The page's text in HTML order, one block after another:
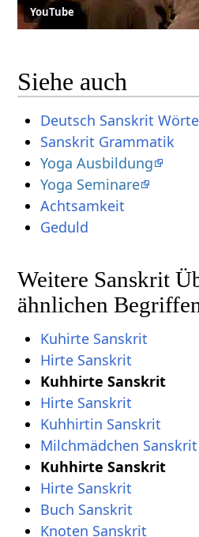
YouTube
Siehe auch
Deutsch Sanskrit
Sanskrit Grammatik
Yoga Ausbildung
Yoga Seminare
Achtsamkeit
Geduld
Weitere Sanskrit
ähnlichen
Kuhirte Sanskrit
Hirte Sanskrit
Kuhhirte Sanskrit
Hirte Sanskrit
Kuhhirtin Sanskrit
Milchmädchen Sanskrit
Kuhhirte Sanskrit
Hirte Sanskrit
Buch Sanskrit
Knoten Sanskrit